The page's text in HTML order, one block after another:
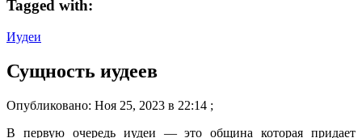
Tagged with:
Иудеи
Сущность иудеев
Опубликовано: Ноя 25, 2023 в 22:14 ;
В первую очередь иудеи — это община которая придает